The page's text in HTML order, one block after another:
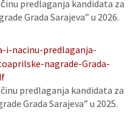
predlaganja kandidata za
Grada Sarajeva” u 2026.
i-nacinu-predlaganja-
nagrade-Grada-
predlaganja kandidata za
Grada Sarajeva” u 2025.